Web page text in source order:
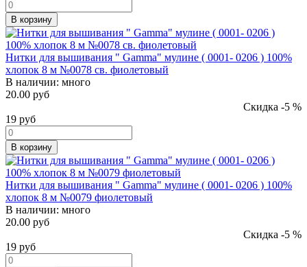
В корзину
Нитки для вышивания " Gamma" мулине ( 0001- 0206 ) 100%
хлопок 8 м №0078 св. фиолетовый
В наличии: много
20.00 руб
Скидка -5 %
19 руб
В корзину
Нитки для вышивания " Gamma" мулине ( 0001- 0206 ) 100%
хлопок 8 м №0079 фиолетовый
В наличии: много
20.00 руб
Скидка -5 %
19 руб